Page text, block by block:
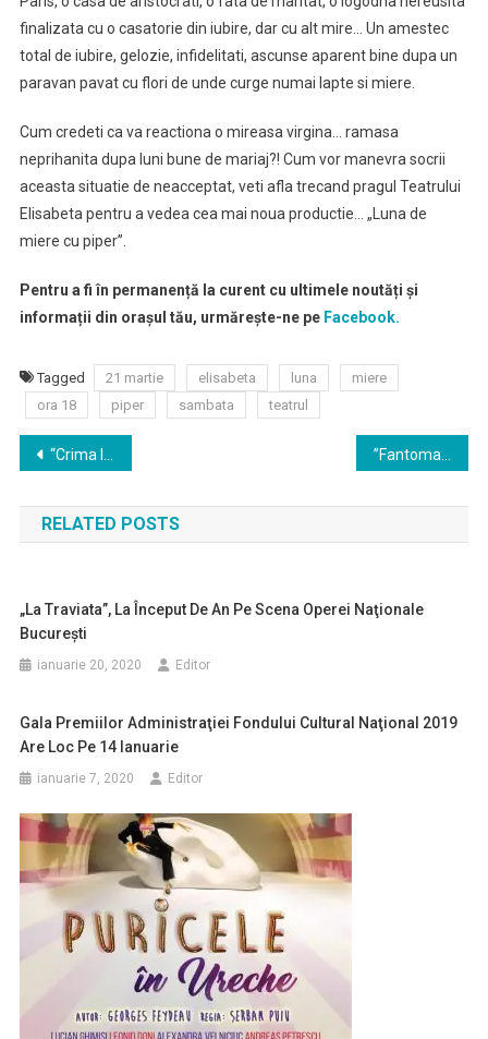
finalizata cu o casatorie din iubire, dar cu alt mire… Un amestec
total de iubire, gelozie, infidelitati, ascunse aparent bine dupa un
paravan pavat cu flori de unde curge numai lapte si miere.
Cum credeti ca va reactiona o mireasa virgina… ramasa
neprihanita dupa luni bune de mariaj?! Cum vor manevra socrii
aceasta situatie de neacceptat, veti afla trecand pragul Teatrului
Elisabeta pentru a vedea cea mai noua productie… „Luna de
miere cu piper”.
Pentru a fi în permanență la curent cu ultimele noutăți și
informații din orașul tău, urmărește-ne peFacebook.
Tagged 21 martie elisabeta luna
miere
ora 18
piper sambata teatrul
Navigare
în
articole
“Crima la cina”- Sambata, 21 martie, ora 20:00
RELATED POSTS
„La Traviata”, La Început De An Pe Scena Operei Naţionale
Bucureşti
ianuarie 20, 2020 Editor
Gala Premiilor Administraţiei Fondului Cultural Naţional 2019
Are Loc Pe 14 Ianuarie
ianuarie 7, 2020 Editor